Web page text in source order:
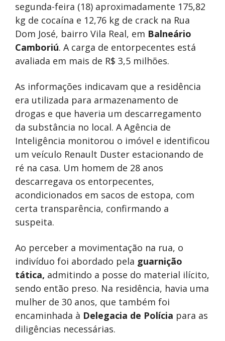
segunda-feira (18) aproximadamente 175,82
kg de cocaína e 12,76 kg de crack na Rua
Dom José, bairro Vila Real, em Balneário
Camboriú. A carga de entorpecentes está
avaliada em mais de R$ 3,5 milhões.
As informações indicavam que a residência
era utilizada para armazenamento de
drogas e que haveria um descarregamento
da substância no local. A Agência de
Inteligência monitorou o imóvel e identificou
um veículo Renault Duster estacionando de
ré na casa. Um homem de 28 anos
descarregava os entorpecentes,
acondicionados em sacos de estopa, com
certa transparência, confirmando a
suspeita.
Ao perceber a movimentação na rua, o
indivíduo foi abordado pela guarnição
tática, admitindo a posse do material ilícito,
sendo então preso. Na residência, havia uma
mulher de 30 anos, que também foi
encaminhada à Delegacia de Polícia para as
diligências necessárias.